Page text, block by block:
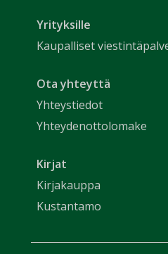
Yrityksille
Kaupalliset
Ota yhteyttä
Yhteystiedot
Yhteydenottolomake
Kirjat
Kirjakauppa
Kustantamo